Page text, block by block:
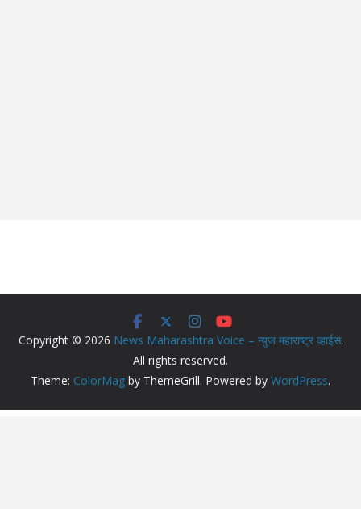
Copyright © 2026 News Maharashtra Voice – न्युज महाराष्ट्र व्हाईस.
All rights reserved.
Theme: ColorMag by ThemeGrill. Powered by WordPress.